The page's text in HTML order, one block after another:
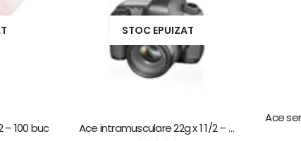
– 100 buc
STOC EPUIZAT
Ace intramusculare 22g x 1 1/2 – 100 buc, negru